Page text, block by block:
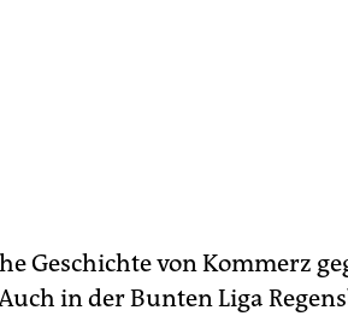
Geschichte von Kommerz
in der Bunten Liga